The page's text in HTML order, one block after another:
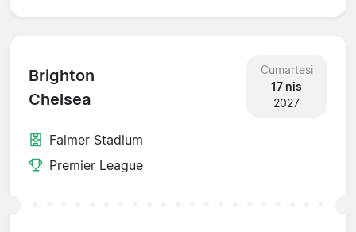
Brighton
Chelsea
Cumartesi
17 nis
2027
Falmer Stadium
Premier League